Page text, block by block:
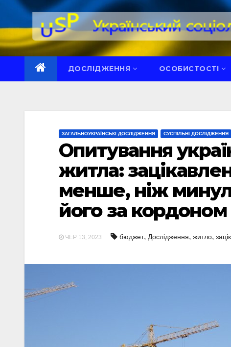
Перейти
вмісту
ДОСЛІДЖЕННЯ ОСОБИСТОСТІ
ЗАГАЛЬНОУКРАЇНСЬКІ ДОСЛІДЖЕННЯ СУСПІЛЬНІ ДОСЛІДЖЕННЯ
Опитування
житла:
менше, ніж
його за кордоном
ЧЕР 13, 2023 бюджет, Дослідження, житло,